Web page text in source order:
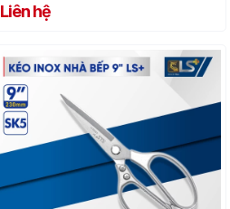
Liên hệ